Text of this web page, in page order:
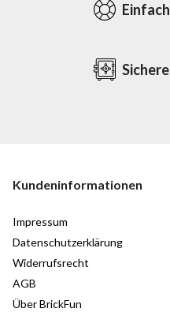
Kundeninformationen
Impressum
Datenschutzerklärung
Widerrufsrecht
AGB
Über BrickFun